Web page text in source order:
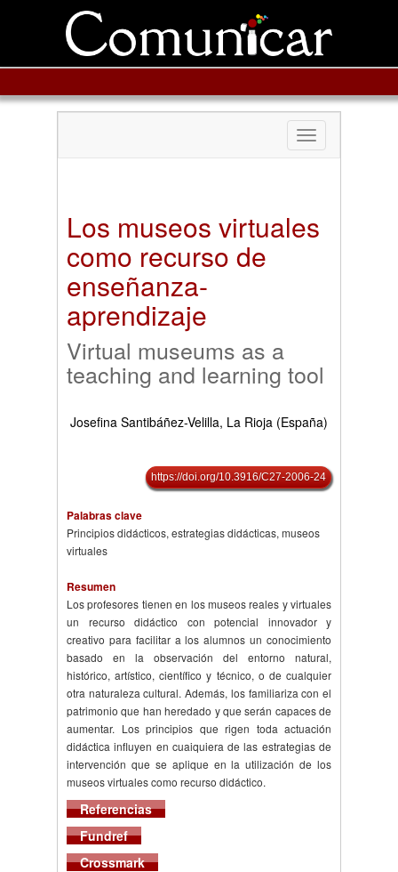
Toggle
navigation
Los museos virtuales
como recurso de
enseñanza-
aprendizaje
Virtual museums as a
teaching and learning tool
Josefina Santibáñez-Velilla, La Rioja (España)
https://doi.org/10.3916/C27-2006-24
Palabras clave
Principios didácticos, estrategias didácticas, museos
virtuales
Resumen
Los profesores tienen en los museos reales y virtuales
un recurso didáctico con potencial innovador y
creativo para facilitar a los alumnos un conocimiento
basado en la observación del entorno natural,
histórico, artístico, científico y técnico, o de cualquier
otra naturaleza cultural. Además, los familiariza con el
patrimonio que han heredado y que serán capaces de
aumentar. Los principios que rigen toda actuación
didáctica influyen en cuaiquiera de las estrategias de
intervención que se aplique en la utilización de los
museos virtuales como recurso didáctico.
Referencias
Fundref
Crossmark